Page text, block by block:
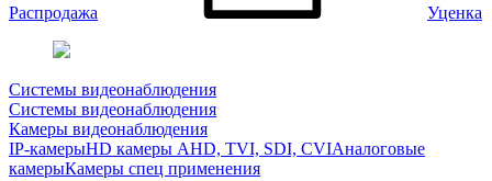
Распродажа Уценка
Системы видеонаблюдения
Системы видеонаблюдения
Камеры видеонаблюдения
IP-камерыHD камеры AHD, TVI, SDI, CVIАналоговые
камерыКамеры спец применения